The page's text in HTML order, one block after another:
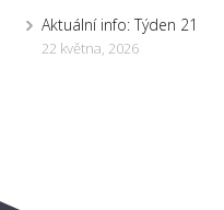
Aktuální info: Týden 21
22 května, 2026